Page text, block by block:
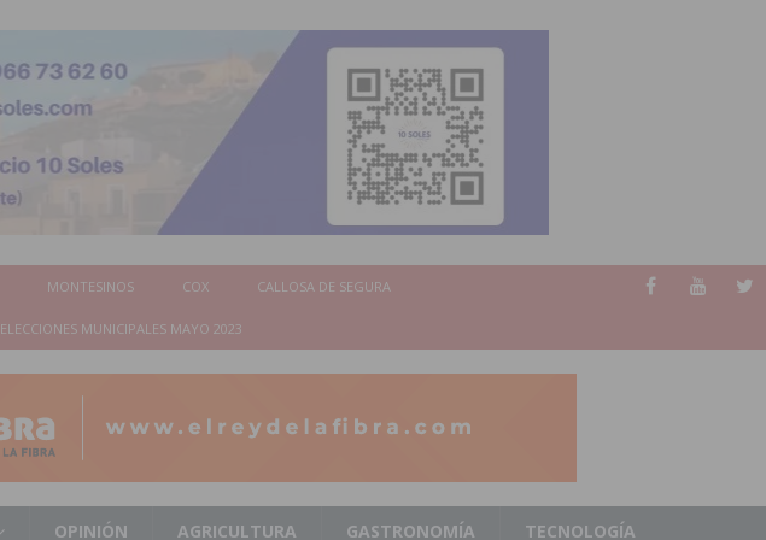
MONTESINOS COX CALLOSA DE SEGURA
ELECCIONES MUNICIPALES MAYO 2023
OPINIÓN AGRICULTURA GASTRONOMÍA TECNOLOGÍA